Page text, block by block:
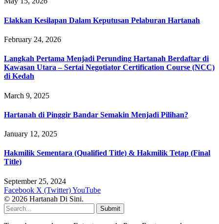
Elakkan Kesilapan Dalam Keputusan Pelaburan Hartanah
February 24, 2026
Langkah Pertama Menjadi Perunding Hartanah Berdaftar di
Kawasan Utara – Sertai Negotiator Certification Course (NCC)
di Kedah
March 9, 2025
Hartanah di Pinggir Bandar Semakin Menjadi Pilihan?
January 12, 2025
Hakmilik Sementara (Qualified Title) & Hakmilik Tetap (Final
Title)
September 25, 2024
Facebook X (Twitter)YouTube
© 2026 Hartanah Di Sini.
Submit